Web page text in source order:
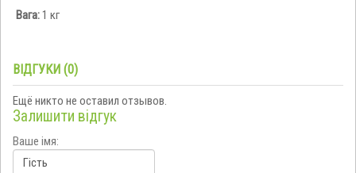
Вага:1 кг
ВІДГУКИ (0)
Ещё никто не оставил отзывов.
Залишити відгук
Ваше імя: